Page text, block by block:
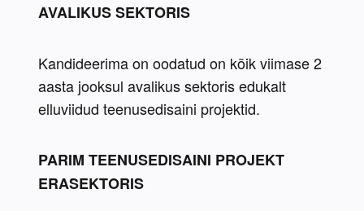
AVALIKUS SEKTORIS
Kandideerima on oodatud on kõik viimase 2
aasta jooksul avalikus sektoris edukalt
elluviidud teenusedisaini projektid.
PARIM TEENUSEDISAINI PROJEKT
ERASEKTORIS